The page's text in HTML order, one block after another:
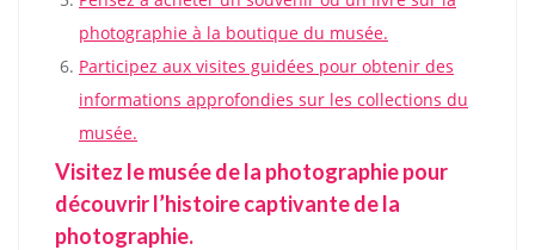
photographie à la boutique du musée.
Participez aux visites guidées pour obtenir des
informations approfondies sur les collections du
musée.
Visitez le musée de la photographie pour
découvrir l’histoire captivante de la
photographie.